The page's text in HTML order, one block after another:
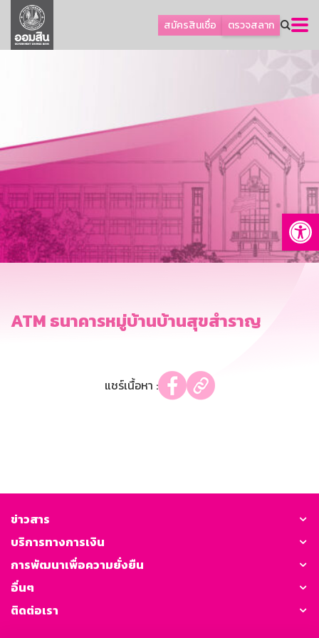
สมัครสินเชื่อ ตรวจสลาก
ลูกค้าธุรกิจ
ลูกค้าผู้ประกอบรายย่อย
การพัฒนาที่ยั่งยืน
ข่าวสาร
บริการทางการเงิน
อื่นๆ
ติดต่อเรา
บริการออนไลน์
GSB Society
ATM ธนาคารหมู่บ้านบ้านสุขสำราญ
แชร์เนื้อหา :
ข่าวสาร
บริการทางการเงิน
การพัฒนาเพื่อความยั่งยืน
อื่นๆ
ติดต่อเรา